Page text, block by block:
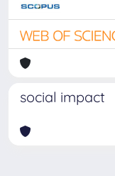
social impact